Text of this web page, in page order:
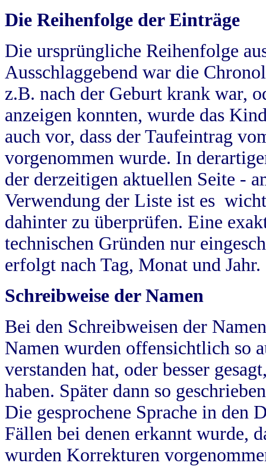
Die Reihenfolge der Einträge
Die ursprüngliche Reihenfolge
Ausschlaggebend war die
z.B. nach der Geburt krank war,
anzeigen konnten, wurde das
auch vor, dass der Taufeintrag
vorgenommen wurde. In
der derzeitigen aktuellen Seite -
Verwendung der Liste ist es
dahinter zu überprüfen. Eine
technischen Gründen nur
erfolgt nach Tag, Monat und Jahr.
Schreibweise der Namen
Bei den Schreibweisen der
Namen wurden offensichtlich so
verstanden hat, oder besser
haben. Später dann so
Die gesprochene Sprache in
Fällen bei denen erkannt wurde,
wurden Korrekturen